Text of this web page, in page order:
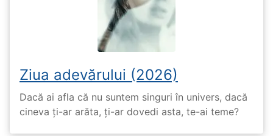
Ziua adevărului (2026)
Dacă ai afla că nu suntem singuri în univers, dacă
cineva ți-ar arăta, ți-ar dovedi asta, te-ai teme?